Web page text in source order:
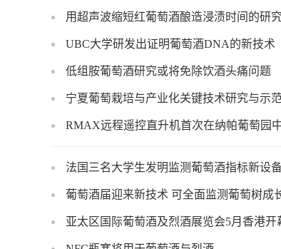
用超声波缩短红葡萄酒酿造浸渍时间的研
UBC大学研发出证明葡萄酒DNA的新技术
低组胺葡萄酒研究或将免除饮酒头痛问题
宁夏葡萄栽培与产业化关键技术研究与示
RMAX远程遥控直升机首次在纳帕葡萄园
法国三名大学生发明监测葡萄酒指标新设
葡萄酒届迎来新技术 可全面监测葡萄树成
亚太区国际葡萄酒及烈酒展览会5月香港开